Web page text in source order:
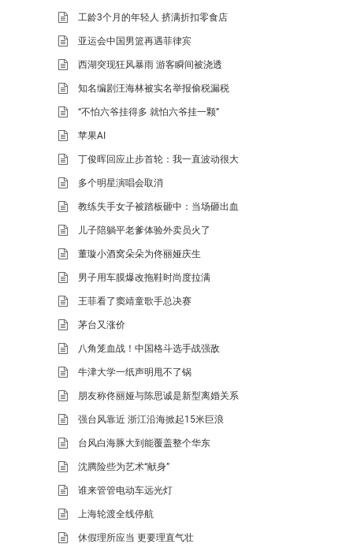
工龄3个月的年轻人 挤满折扣零食店
亚运会中国男篮再遇菲律宾
西湖突现狂风暴雨 游客瞬间被浇透
知名编剧汪海林被实名举报偷税漏税
“不怕六爷挂得多 就怕六爷挂一颗”
苹果AI
丁俊晖回应止步首轮：我一直波动很大
多个明星演唱会取消
教练失手女子被踏板砸中：当场砸出血
儿子陪躺平老爹体验外卖员火了
董璇小酒窝朵朵为佟丽娅庆生
男子用车膜爆改拖鞋时尚度拉满
王菲看了窦靖童歌手总决赛
茅台又涨价
八角笼血战！中国格斗选手战强敌
牛津大学一纸声明甩不了锅
朋友称佟丽娅与陈思诚是新型离婚关系
强台风靠近 浙江沿海掀起15米巨浪
台风白海豚大到能覆盖整个华东
沈腾险些为艺术“献身”
谁来管管电动车远光灯
上海轮渡全线停航
休假理所应当 更要理直气壮